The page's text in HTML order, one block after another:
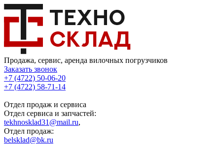
Продажа, сервис, аренда вилочных погрузчиков
Заказать звонок
+7 (4722) 50-06-20
+7 (4722) 58-71-14
Отдел продаж и сервиса
Отдел сервиса и запчастей:
tekhnosklad31@mail.ru,
Отдел продаж:
belsklad@bk.ru